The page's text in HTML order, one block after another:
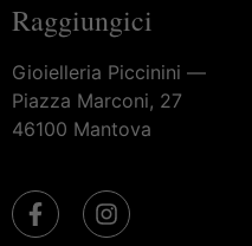
Raggiungici
Gioielleria Piccinini —
Piazza Marconi, 27
46100 Mantova